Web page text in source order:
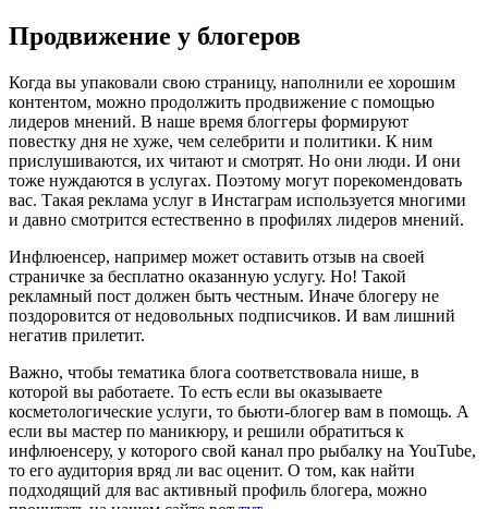
Продвижение у блогеров
Когда вы упаковали свою страницу, наполнили ее хорошим
контентом, можно продолжить продвижение с помощью
лидеров мнений. В наше время блоггеры формируют
повестку дня не хуже, чем селебрити и политики. К ним
прислушиваются, их читают и смотрят. Но они люди. И они
тоже нуждаются в услугах. Поэтому могут порекомендовать
вас. Такая реклама услуг в Инстаграм используется многими
и давно смотрится естественно в профилях лидеров мнений.
Инфлюенсер, например может оставить отзыв на своей
страничке за бесплатно оказанную услугу. Но! Такой
рекламный пост должен быть честным. Иначе блогеру не
поздоровится от недовольных подписчиков. И вам лишний
негатив прилетит.
Важно, чтобы тематика блога соответствовала нише, в
которой вы работаете. То есть если вы оказываете
косметологические услуги, то бьюти-блогер вам в помощь. А
если вы мастер по маникюру, и решили обратиться к
инфлюенсеру, у которого свой канал про рыбалку на YouTube,
то его аудитория вряд ли вас оценит. О том, как найти
подходящий для вас активный профиль блогера, можно